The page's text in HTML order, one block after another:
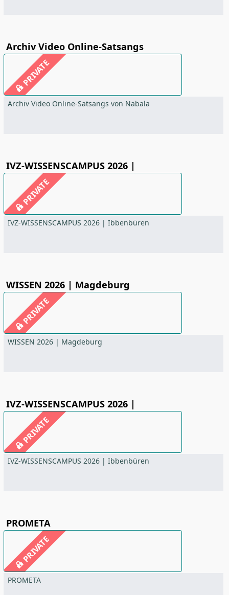
Archiv Video Online-Satsangs
PRIVATE
Archiv Video Online-Satsangs von Nabala
IVZ-WISSENSCAMPUS 2026 |
PRIVATE
IVZ-WISSENSCAMPUS 2026 | Ibbenbüren
WISSEN 2026 | Magdeburg
PRIVATE
WISSEN 2026 | Magdeburg
IVZ-WISSENSCAMPUS 2026 |
PRIVATE
IVZ-WISSENSCAMPUS 2026 | Ibbenbüren
PROMETA
PRIVATE
PROMETA